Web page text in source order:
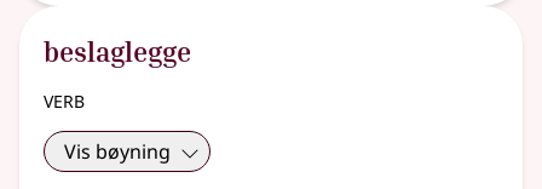
beslaglegge
verb
Vis bøyning